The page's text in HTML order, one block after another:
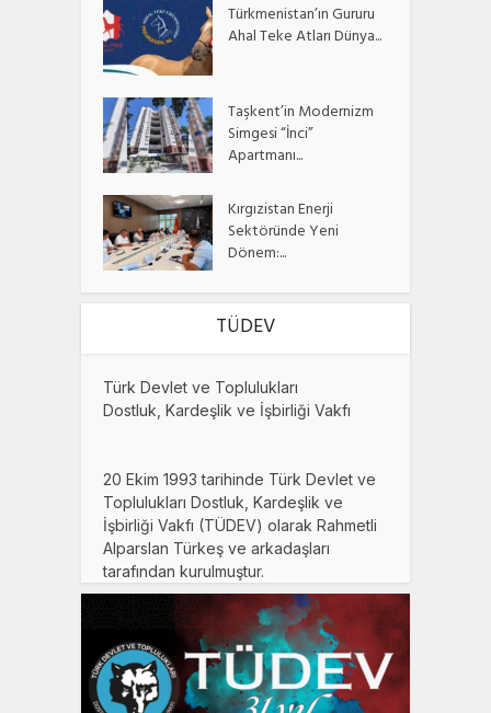
Türkmenistan’ın Gururu
Ahal Teke Atları Dünya...
Taşkent’in Modernizm
Simgesi “İnci”
Apartmanı...
Kırgızistan Enerji
Sektöründe Yeni
Dönem:...
TÜDEV
Türk Devlet ve Toplulukları
Dostluk, Kardeşlik ve İşbirliği Vakfı
20 Ekim 1993 tarihinde Türk Devlet ve
Toplulukları Dostluk, Kardeşlik ve
İşbirliği Vakfı (TÜDEV) olarak Rahmetli
Alparslan Türkeş ve arkadaşları
tarafından kurulmuştur.